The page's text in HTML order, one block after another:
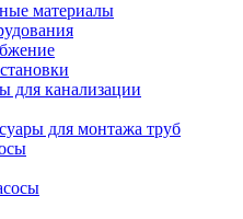
материалы
для канализации
для монтажа труб